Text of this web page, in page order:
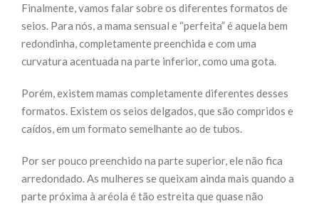
Finalmente, vamos falar sobre os diferentes formatos de
seios. Para nós, a mama sensual e “perfeita” é aquela bem
redondinha, completamente preenchida e com uma
curvatura acentuada na parte inferior, como uma gota.
Porém, existem mamas completamente diferentes desses
formatos. Existem os seios delgados, que são compridos e
caídos, em um formato semelhante ao de tubos.
Por ser pouco preenchido na parte superior, ele não fica
arredondado. As mulheres se queixam ainda mais quando a
parte próxima à aréola é tão estreita que quase não